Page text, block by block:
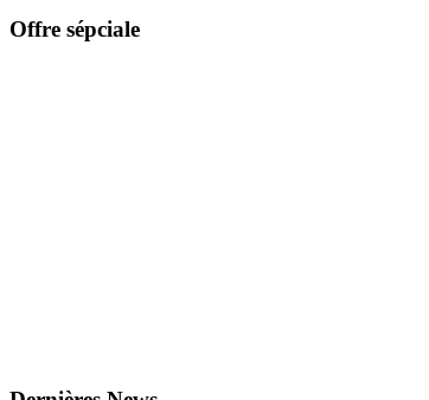
Offre sépciale